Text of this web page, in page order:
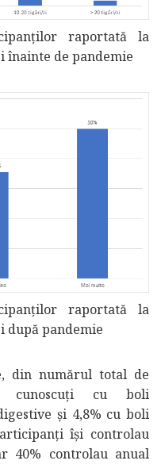
raportată la
înainte de pandemie
raportată la
după pandemie
din numărul total de
cunoscuți cu boli
și 4,8% cu boli
își controlau
40% controlau anual